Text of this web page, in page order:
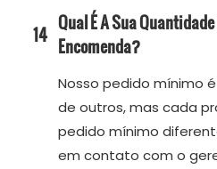
14 Qual É A Sua
Encomenda?
Nosso pedido mínimo
de outros, mas cada
pedido mínimo
em contato com o